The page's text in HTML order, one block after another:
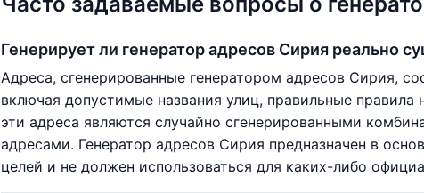
Генерирует ли генератор адресов Сирия реально
Адреса, сгенерированные генератором адресов Сирия,
включая допустимые названия улиц, правильные
эти адреса являются случайно сгенерированными
адресами. Генератор адресов Сирия предназначен в
целей и не должен использоваться для каких-либо